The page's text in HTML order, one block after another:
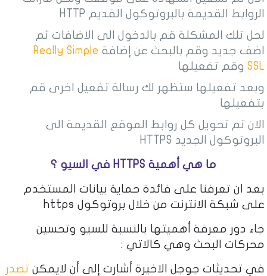
الروابط القديمة بالبروتوكول القديم HTTP
لحل تلك المشكلة قم بالدخول الى الاضافات ثم
اضف جديد وقم بالبحث عن إضافة Really Simple
SSL وقم تفعيلها
وبعد تفعيلها ستظهر لك رسالة تفعيل اخرى قم
بتفعيلها
الان تم تحويل كل روابط الموقع القديمة الى
البروتوكول الجديد HTTPS
ما هي أهمية HTTPS في السيو ؟
بعد ان تعرفنا على فائدة حماية بيانات المستخدم
على شبكة الانترنت من خلال بروتوكول https
جاء دور معرفة أهميتها بالنسبة للسيو وتحسين
محركات البحث وهي كالاتي :
في تحديثات جوجل الاخيرة أشارت إلى أن لايمكن تصدر